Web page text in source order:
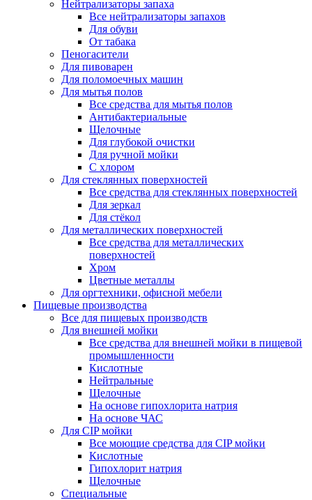
Нейтрализаторы запаха
Все нейтрализаторы запахов
Для обуви
От табака
Пеногасители
Для пивоварен
Для поломоечных машин
Для мытья полов
Все средства для мытья полов
Антибактериальные
Щелочные
Для глубокой очистки
Для ручной мойки
С хлором
Для стеклянных поверхностей
Все средства для стеклянных поверхностей
Для зеркал
Для стёкол
Для металлических поверхностей
Все средства для металлических
поверхностей
Хром
Цветные металлы
Для оргтехники, офисной мебели
Пищевые производства
Все для пищевых производств
Для внешней мойки
Все средства для внешней мойки в пищевой
промышленности
Кислотные
Нейтральные
Щелочные
На основе гипохлорита натрия
На основе ЧАС
Для CIP мойки
Все моющие средства для CIP мойки
Кислотные
Гипохлорит натрия
Щелочные
Специальные